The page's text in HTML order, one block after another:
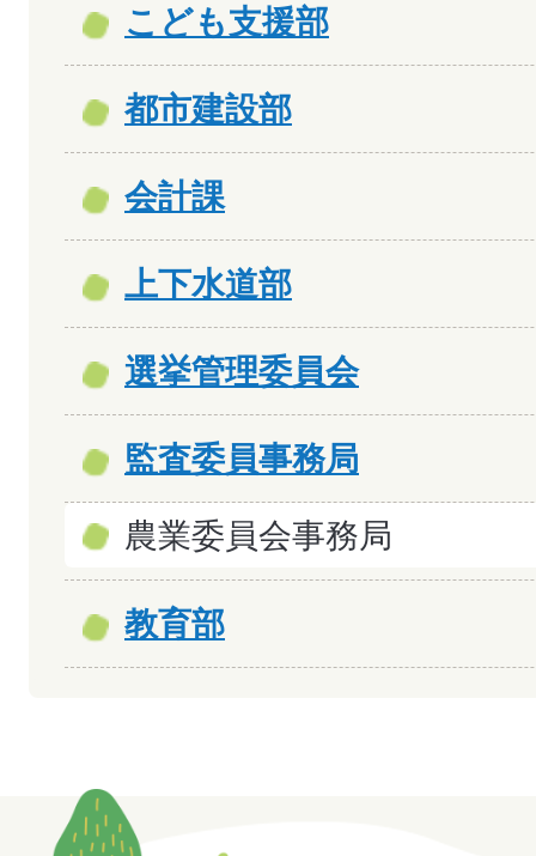
こども支援部
都市建設部
会計課
上下水道部
選挙管理委員会
監査委員事務局
農業委員会事務局
教育部